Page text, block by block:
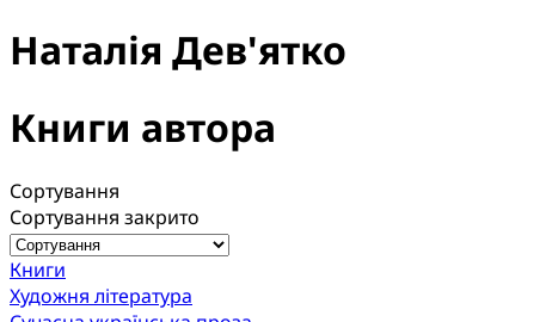
Наталія Дев'ятко
Книги автора
Сортування
Сортування закрито
Книги
Художня література